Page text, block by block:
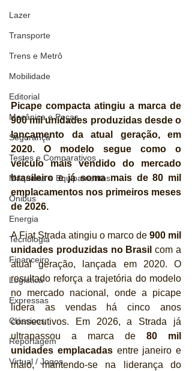
Lazer
Transporte
Trens e Metrô
Mobilidade
Editorial
Mecânica e Peças
Segurança
Testes e Comparativos
Máquinas e Equipamentos
Ônibus
Energia
Tecnologia
Financeiro
Logística
Expressas
Clássicos
Reportagem
Virtual / Jogos
Picape compacta atingiu a marca de
900 mil unidades produzidas desde o
lançamento da atual geração, em
2020. O modelo segue como o
veículo mais vendido do mercado
brasileiro e já soma mais de 80 mil
emplacamentos nos primeiros meses
de 2026.
A Fiat Strada atingiu o marco de 900 mil
unidades produzidas no Brasil com a
atual geração, lançada em 2020. O
resultado reforça a trajetória do modelo
no mercado nacional, onde a picape
lidera as vendas há cinco anos
consecutivos. Em 2026, a Strada já
ultrapassou a marca de 80 mil
unidades emplacadas entre janeiro e
maio, mantendo-se na liderança do